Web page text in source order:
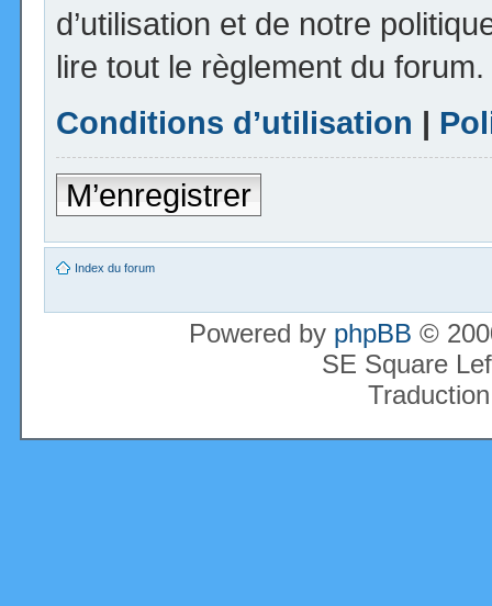
d’utilisation et de notre
lire tout le règlement du forum.
Conditions d’utilisation |
M’enregistrer
Index du forum
Powered by phpBB ©
SE Square